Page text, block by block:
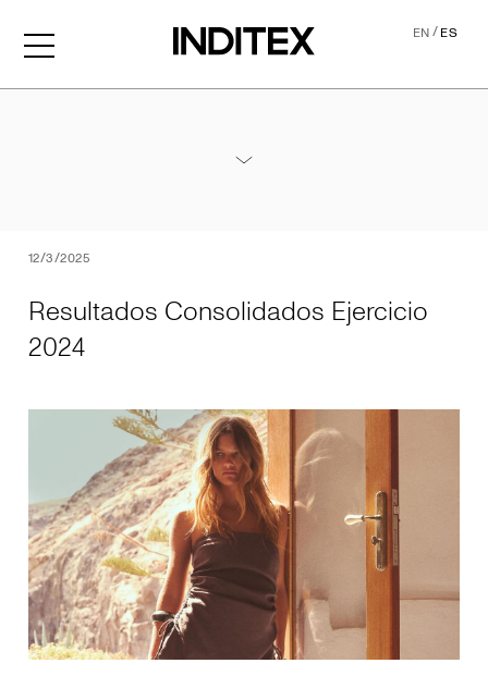
EN/ES
12/3/2025
Resultados Consolidados Ejercicio
2024